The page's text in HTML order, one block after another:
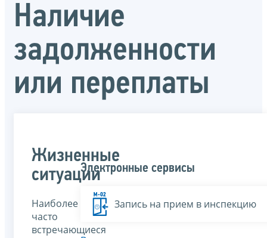
Наличие
задолженности
или переплаты
Жизненные
ситуации
Наиболее
часто
встречающиеся
Электронные сервисы
Запись на прием в инспекцию